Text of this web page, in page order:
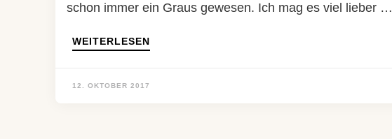
schon immer ein Graus gewesen. Ich mag es viel lieber …
WEITERLESEN
12. OKTOBER 2017